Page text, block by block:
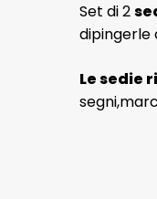
Set di 2
dipingerle
Le sedie